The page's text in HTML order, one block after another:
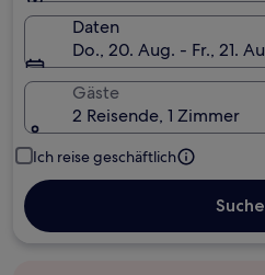
Daten
Do., 20. Aug. - Fr., 21.
Gäste
2 Reisende, 1 Zimmer
Ich reise geschäftlich